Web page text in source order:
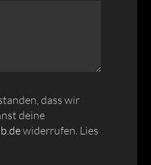
dass wir
deine
widerrufen. Lies